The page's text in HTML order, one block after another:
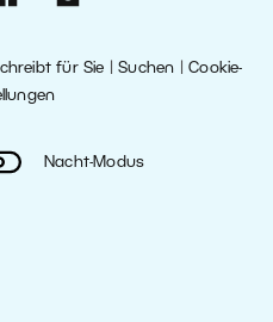
für Sie |Suchen |Cookie-
Nacht-Modus